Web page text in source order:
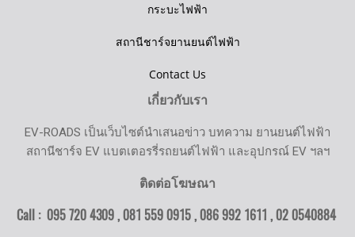
กระบะไฟฟ้า
สถานีชาร์จยานยนต์ไฟฟ้า
Contact Us
เกี่ยวกับเรา
EV-ROADS เป็นเว็บไซต์นำเสนอข่าว บทความ ยานยนต์ไฟฟ้า
สถานีชาร์จ EV แบตเตอรรี่รถยนต์ไฟฟ้า และอุปกรณ์ EV ฯลฯ
ติดต่อโฆษณา
Call : 095 720 4309 , 081 559 0915 , 086 992 1611 ,02 0540884